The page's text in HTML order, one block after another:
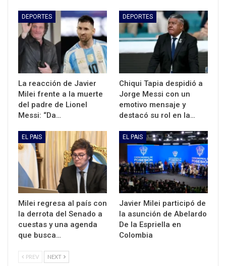
DEPORTES
La reacción de Javier
Milei frente a la muerte
del padre de Lionel
Messi: “Da…
DEPORTES
Chiqui Tapia despidió a
Jorge Messi con un
emotivo mensaje y
destacó su rol en la…
EL PAIS
Milei regresa al país con
la derrota del Senado a
cuestas y una agenda
que busca…
EL PAIS
Javier Milei participó de
la asunción de Abelardo
De la Espriella en
Colombia
PREV NEXT